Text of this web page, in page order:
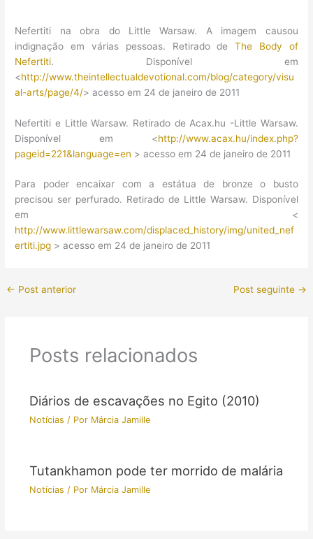
Nefertiti na obra do Little Warsaw. A imagem causou
indignação em várias pessoas. Retirado deThe Body of
Nefertiti. Disponível em
<http://www.theintellectualdevotional.com/blog/category/visu
al-arts/page/4/> acesso em 24 de janeiro de 2011
Nefertiti e Little Warsaw. Retirado de Acax.hu -Little Warsaw.
Disponível em <http://www.acax.hu/index.php?
pageid=221&language=en > acesso em 24 de janeiro de 2011
Para poder encaixar com a estátua de bronze o busto
precisou ser perfurado. Retirado de Little Warsaw. Disponível
em <
http://www.littlewarsaw.com/displaced_history/img/united_nef
ertiti.jpg > acesso em 24 de janeiro de 2011
← Post anterior Post seguinte →
Posts relacionados
Diários de escavações no Egito (2010)
Notícias / Por Márcia Jamille
Tutankhamon pode ter morrido de malária
Notícias / Por Márcia Jamille